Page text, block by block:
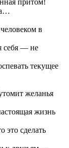
притом!
в
себя — не
текущее
желанья
жизнь
это сделать